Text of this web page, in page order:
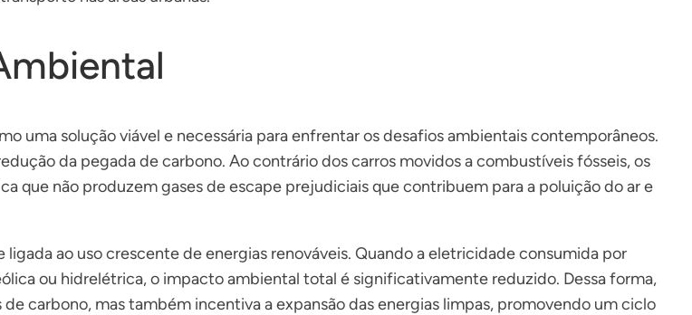
uma solução viável e necessária para enfrentar os desafios ambientais contemporâneos.
da pegada de carbono. Ao contrário dos carros movidos a combustíveis fósseis, os
que não produzem gases de escape prejudiciais que contribuem para a poluição do ar e
ao uso crescente de energias renováveis. Quando a eletricidade consumida por
ou hidrelétrica, o impacto ambiental total é significativamente reduzido. Dessa forma,
carbono, mas também incentiva a expansão das energias limpas, promovendo um ciclo